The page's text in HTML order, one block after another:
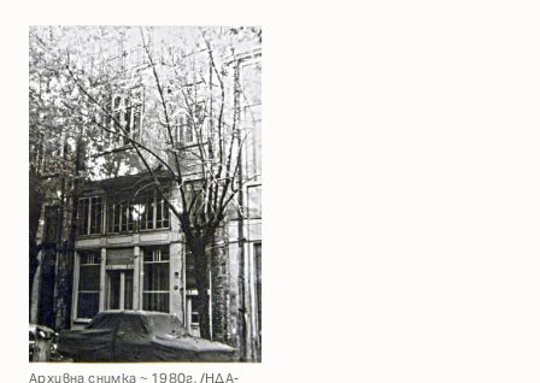
Архивна снимка ~ 1980г. /НДА-